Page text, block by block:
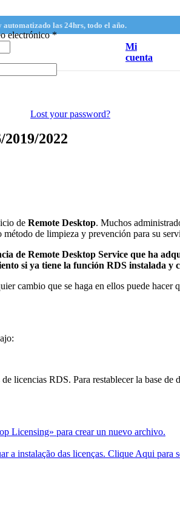
las 24hrs, todo el año.
electrónico*
Lost your password?
Mi
cuenta
2022
de Remote Desktop. Muchos
de limpieza y prevención para su
de Remote Desktop Service que ha
si ya tiene la función RDS instalada y
cambio que se haga en ellos puede hacer
licencias RDS. Para restablecer la base
Licensing» para crear un nuevo archivo.
a instalação das licenças. Clique Aqui para